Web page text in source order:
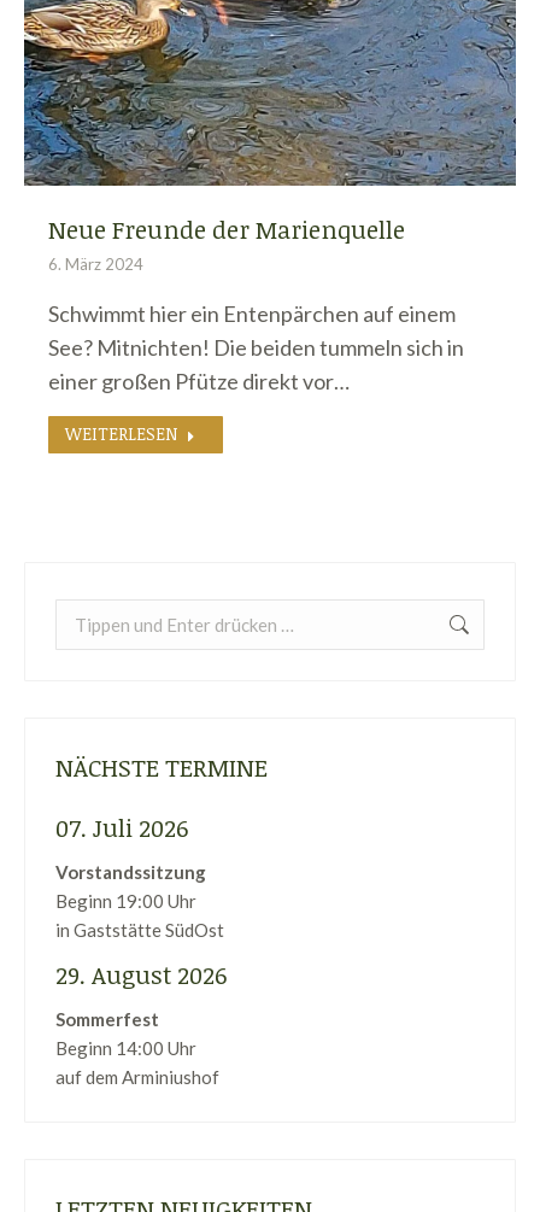
Neue Freunde der Marienquelle
6. März 2024
Schwimmt hier ein Entenpärchen auf einem
See? Mitnichten! Die beiden tummeln sich in
einer großen Pfütze direkt vor…
WEITERLESEN
NÄCHSTE TERMINE
07. Juli 2026
Vorstandssitzung
Beginn 19:00 Uhr
in Gaststätte SüdOst
29. August 2026
Sommerfest
Beginn 14:00 Uhr
auf dem Arminiushof